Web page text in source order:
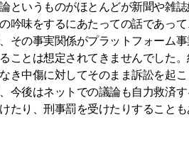
というものがほとんどが新聞や雑
吟味をするにあたっての話であっ
その事実関係がプラットフォーム
ことは想定されてきませんでした
き中傷に対してそのまま訴訟を起
今後はネットでの議論も自力救済
たり、刑事罰を受けたりすること